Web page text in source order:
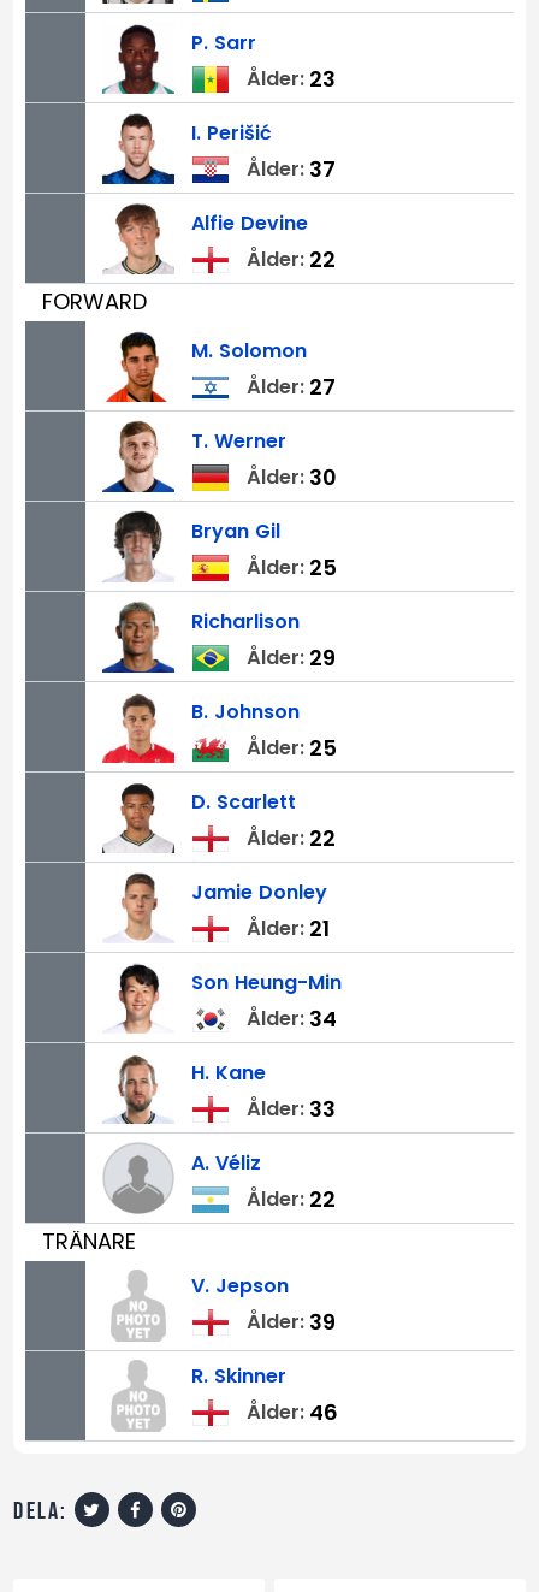
P. Sarr
Ålder: 23
I. Perišić
Ålder: 37
Alfie Devine
Ålder: 22
FORWARD
M. Solomon
Ålder: 27
T. Werner
Ålder: 30
Bryan Gil
Ålder: 25
Richarlison
Ålder: 29
B. Johnson
Ålder: 25
D. Scarlett
Ålder: 22
Jamie Donley
Ålder: 21
Son Heung-Min
Ålder: 34
H. Kane
Ålder: 33
A. Véliz
Ålder: 22
TRÄNARE
V. Jepson
Ålder: 39
R. Skinner
Ålder: 46
dela: